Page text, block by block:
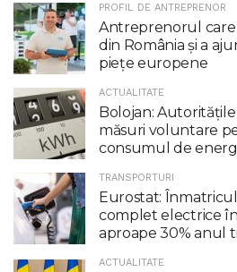
PROFIL DE ANTREPRENOR
Antreprenorul
din România și a
piețe europene
ACTUALITATE
Bolojan:
măsuri voluntare
consumul de
TRANSPORTURI
Eurostat:
complet electrice
aproape 30% anul
ACTUALITATE